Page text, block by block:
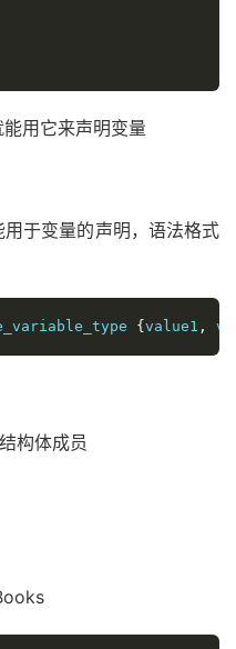
用它来声明变量
于变量的声明，语法格式
{ value1 ,
构体成员